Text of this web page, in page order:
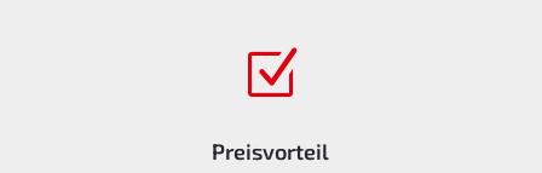
Z
Preisvorteil